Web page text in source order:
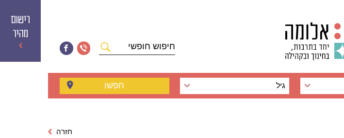
רישום
מהיר
חופשי
גיל חפשו
חזרה